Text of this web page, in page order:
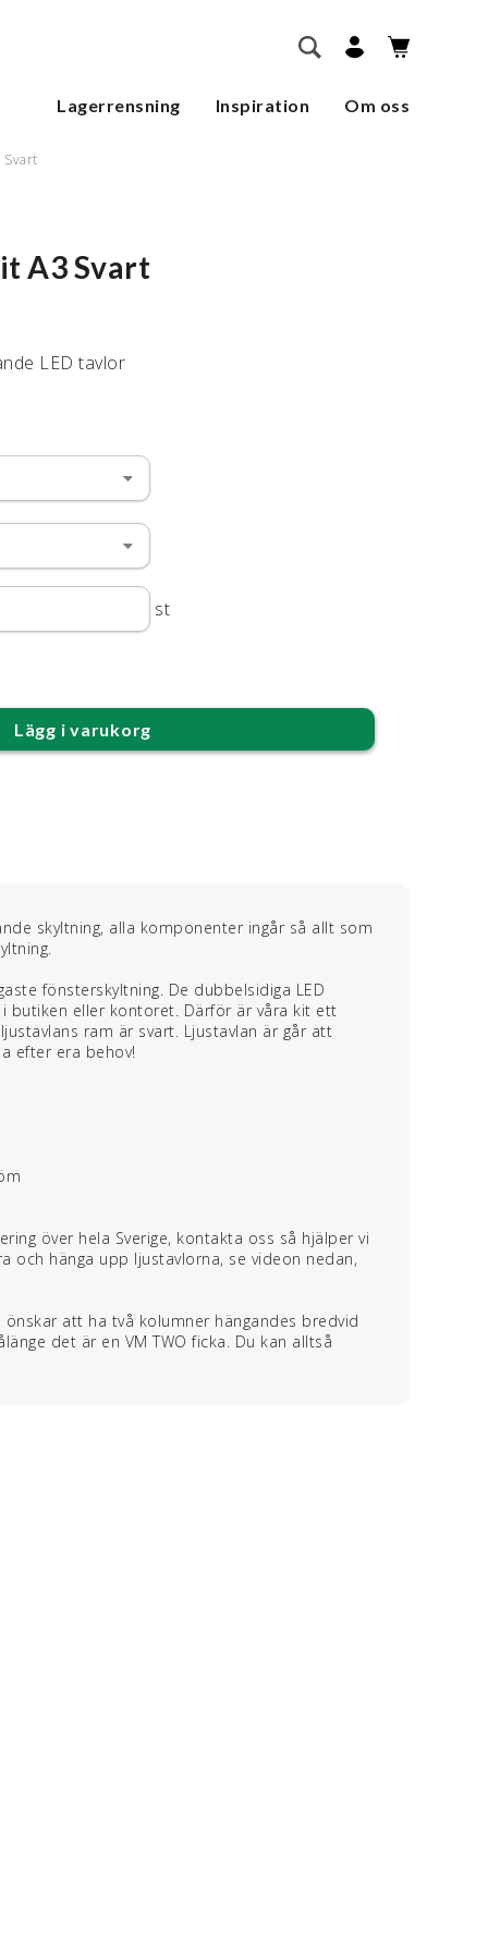
        SÖK
Lagerrensning Inspiration Om oss
Svart
A3 Svart
LED tavlor
st
Lägg i varukorg
skyltning, alla komponenter ingår så allt som
fönsterskyltning. De dubbelsidiga LED
butiken eller kontoret. Därför är våra kit ett
ram är svart. Ljustavlan är går att
efter era behov!
över hela Sverige, kontakta oss så hjälper vi
och hänga upp ljustavlorna, se videon nedan,
att ha två kolumner hängandes bredvid
det är en VM TWO ficka. Du kan alltså